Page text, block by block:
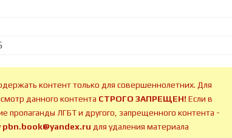
контент только для совершеннолетних. Для
данного контента СТРОГО ЗАПРЕЩЕН!Если в
пропаганды ЛГБТ и другого, запрещенного контента -
pbn.book@yandex.ru для удаления материала